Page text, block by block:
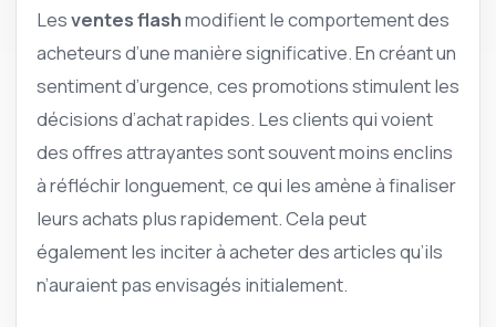
Lesventes flashmodifient le comportement des
acheteurs d’une manière significative. En créant un
sentiment d’urgence, ces promotions stimulent les
décisions d’achat rapides. Les clients qui voient
des offres attrayantes sont souvent moins enclins
à réfléchir longuement, ce qui les amène à finaliser
leurs achats plus rapidement. Cela peut
également les inciter à acheter des articles qu’ils
n’auraient pas envisagés initialement.